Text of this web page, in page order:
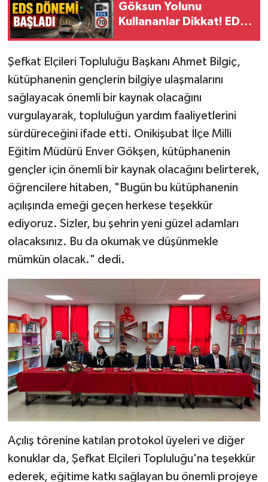
Göksun Yolunu
Kullananlar Dikkat! EDS
Şefkat Elçileri Topluluğu Başkanı Ahmet Bilgiç,
kütüphanenin gençlerin bilgiye ulaşmalarını
sağlayacak önemli bir kaynak olacağını
vurgulayarak, topluluğun yardım faaliyetlerini
sürdüreceğini ifade etti. Onikişubat İlçe Milli
Eğitim Müdürü Enver Gökşen, kütüphanenin
gençler için önemli bir kaynak olacağını belirterek,
öğrencilere hitaben, "Bugün bu kütüphanenin
açılışında emeği geçen herkese teşekkür
ediyoruz. Sizler, bu şehrin yeni güzel adamları
olacaksınız. Bu da okumak ve düşünmekle
mümkün olacak." dedi.
Açılış törenine katılan protokol üyeleri ve diğer
konuklar da, Şefkat Elçileri Topluluğu'na teşekkür
ederek, eğitime katkı sağlayan bu önemli projeye
OTOMOBİL
MİZAH
Genel
Politika
YEREL
BÖLGEDEN
BİLİM TEKNOLOJİ
ASAYİŞ
SEÇİM 2015
ÇEVRE
BİLİM VE TEKNOLOJİ
YARIŞMALAR
TANITIM
HABERDE İNSAN